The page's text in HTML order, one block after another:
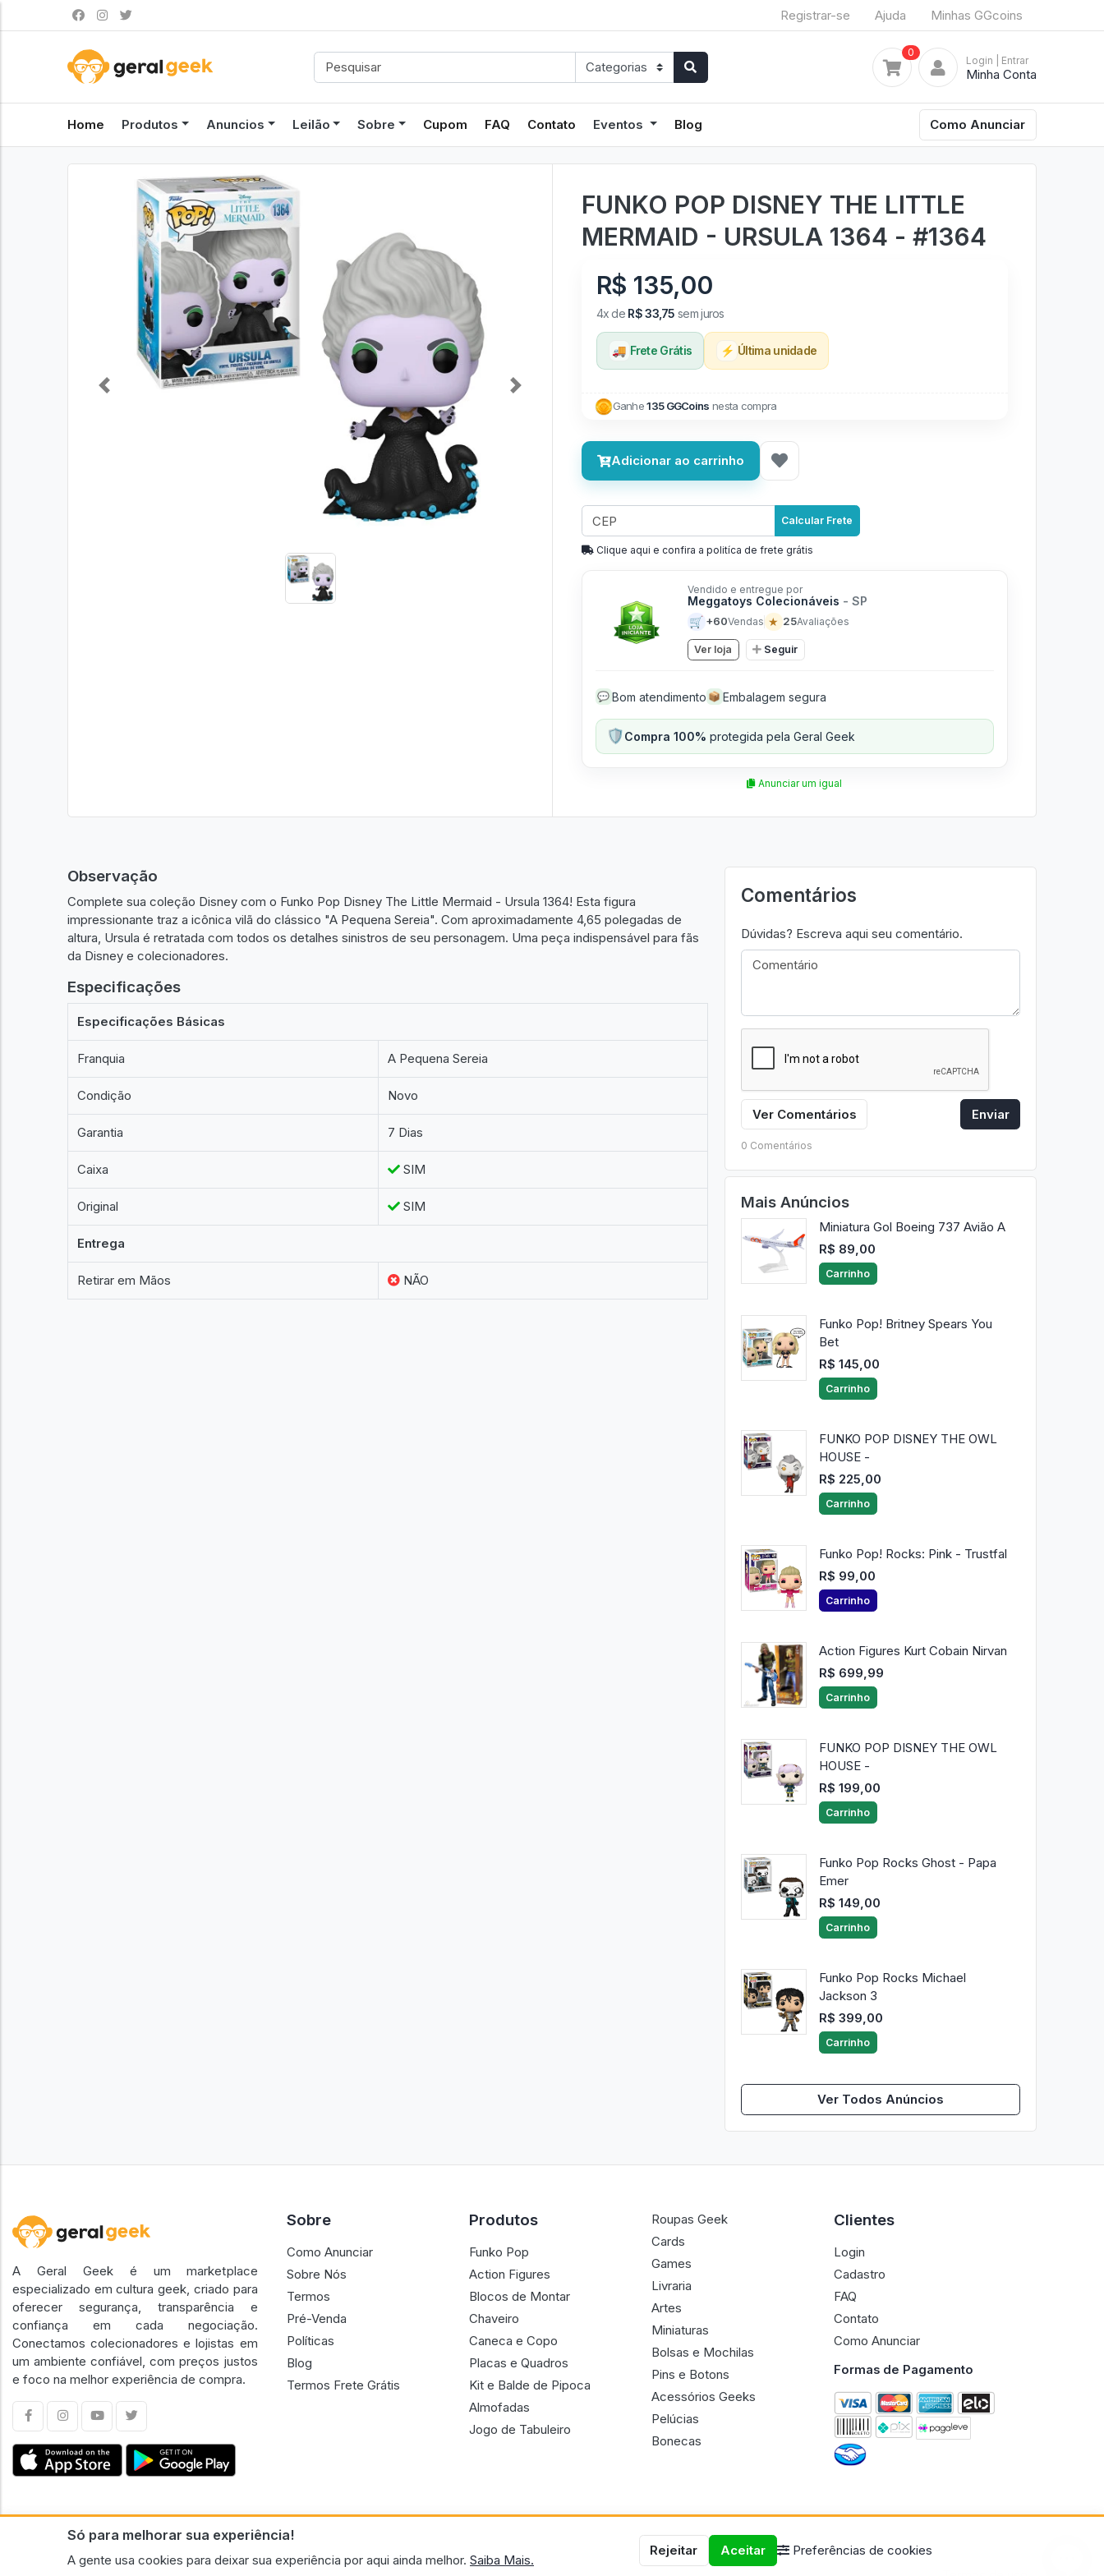
Registrar-se Ajuda Minhas GGcoins
0
Login | Entrar
Minha Conta
Home Produtos Anuncios Leilão Sobre Cupom FAQ Contato Eventos Blog Como Anunciar
Previous Next
FUNKO POP DISNEY THE LITTLE
MERMAID - URSULA 1364 - #1364
R$ 135,00
4x de R$ 33,75 sem juros
🚚 Frete Grátis ⚡ Última unidade
Ganhe135 GGCoins nesta compra
Adicionar ao carrinho
Calcular Frete
Clique aqui e confira a politíca de frete grátis
Vendido e entregue por
Meggatoys Colecionáveis - SP
🛒 +60Vendas ★ 25Avaliações
Ver loja Seguir
💬 Bom atendimento 📦 Embalagem segura
🛡️Compra 100% protegida pela Geral Geek
Anunciar um igual
Observação
Complete sua coleção Disney com o Funko Pop Disney The Little Mermaid - Ursula 1364! Esta figura
impressionante traz a icônica vilã do clássico "A Pequena Sereia". Com aproximadamente 4,65 polegadas de
altura, Ursula é retratada com todos os detalhes sinistros de seu personagem. Uma peça indispensável para fãs
da Disney e colecionadores.
Especificações
Especificações Básicas
Franquia A Pequena Sereia
Condição Novo
Garantia 7 Dias
Caixa SIM
Original SIM
Entrega
Retirar em Mãos NÃO
Comentários
Dúvidas? Escreva aqui seu comentário.
Ver Comentários Enviar
0 Comentários
Mais Anúncios
Miniatura Gol Boeing 737 Avião A
R$ 89,00
Carrinho
Funko Pop! Britney Spears You
Bet
R$ 145,00
Carrinho
FUNKO POP DISNEY THE OWL
HOUSE -
R$ 225,00
Carrinho
Funko Pop! Rocks: Pink - Trustfal
R$ 99,00
Carrinho
Action Figures Kurt Cobain Nirvan
R$ 699,99
Carrinho
FUNKO POP DISNEY THE OWL
HOUSE -
R$ 199,00
Carrinho
Funko Pop Rocks Ghost - Papa
Emer
R$ 149,00
Carrinho
Funko Pop Rocks Michael
Jackson 3
R$ 399,00
Carrinho
Ver Todos Anúncios
Só para melhorar sua experiência!
A gente usa cookies para deixar sua experiência por aqui ainda melhor. Saiba Mais.
Rejeitar Aceitar Preferências de cookies
A Geral Geek é um marketplace
especializado em cultura geek, criado para
oferecer segurança, transparência e
confiança em cada negociação.
Conectamos colecionadores e lojistas em
um ambiente confiável, com preços justos
e foco na melhor experiência de compra.
Sobre
Como Anunciar
Sobre Nós
Termos
Pré-Venda
Políticas
Blog
Termos Frete Grátis
Produtos
Funko Pop
Action Figures
Blocos de Montar
Chaveiro
Caneca e Copo
Placas e Quadros
Kit e Balde de Pipoca
Almofadas
Jogo de Tabuleiro
Roupas Geek
Cards
Games
Livraria
Artes
Miniaturas
Bolsas e Mochilas
Pins e Botons
Acessórios Geeks
Pelúcias
Bonecas
Clientes
Login
Cadastro
FAQ
Contato
Como Anunciar
Formas de Pagamento
CNPJ n.º 30.220.458/0001-17 - GERAL GEEK PORTAL ELETRONICO LTDA.